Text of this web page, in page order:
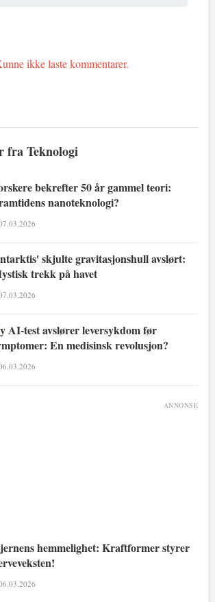
ikke laste kommentarer.
fra Teknologi
bekrefter 50 år gammel teori:
nanoteknologi?
skjulte gravitasjonshull avslørt:
trekk på havet
AI-test avslører leversykdom før
En medisinsk revolusjon?
ANNONSE
hemmelighet: Kraftformer styrer